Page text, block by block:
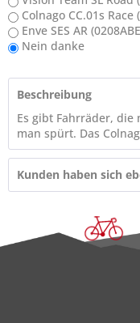
Colnago CC.01s Race
Enve SES AR
Nein danke
Beschreibung
Es gibt Fahrräder,
man spürt. Das
Kunden haben sich